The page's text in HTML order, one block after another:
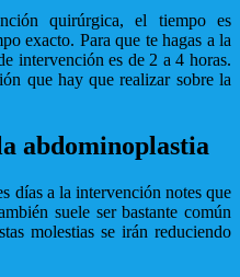
quirúrgica, el tiempo es
exacto. Para que te hagas a la
intervención es de 2 a 4 horas.
que hay que realizar sobre la
abdominoplastia
días a la intervención notes que
suele ser bastante común
molestias se irán reduciendo